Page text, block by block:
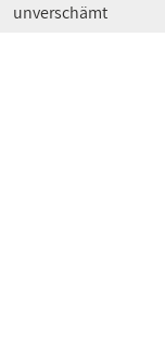
unverschämt